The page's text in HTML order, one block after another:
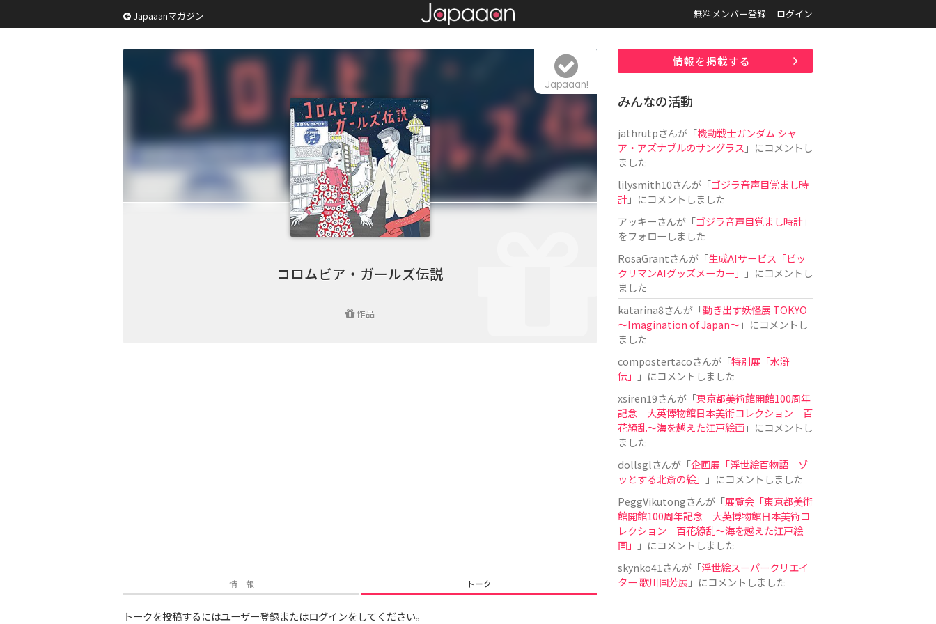
Japaaanマガジン 無料メンバー登録 ログイン
コロムビア・ガールズ伝説
作品
Japaaan!
情 報 トーク
トークを投稿するにはユーザー登録またはログインをしてください。
情報を掲載する
みんなの活動
jathrutpさんが「機動戦士ガンダム シャ
ア・アズナブルのサングラス 」にコメントし
ました
lilysmith10さんが「ゴジラ音声目覚まし時
計」にコメントしました
アッキーさんが「ゴジラ音声目覚まし時計」
をフォローしました
RosaGrantさんが「生成AIサービス「ビッ
クリマンAIグッズメーカー」
」にコメントし
ました
katarina8さんが「動き出す妖怪展 TOKYO
〜Imagination of Japan〜」にコメントし
ました
compostertacoさんが「特別展「水滸
伝」
」にコメントしました
xsiren19さんが「東京都美術館開館100周年
記念 大英博物館日本美術コレクション 百
花繚乱～海を越えた江戸絵画」にコメントし
ました
dollsglさんが「企画展「浮世絵百物語 ゾ
ッとする北斎の絵」
」にコメントしました
PeggVikutongさんが「展覧会「東京都美術
館開館100周年記念 大英博物館日本美術コ
レクション 百花繚乱〜海を越えた江戸絵
画」
」にコメントしました
skynko41 さんが「浮世絵スーパークリエイ
ター 歌川国芳展 」にコメントしました